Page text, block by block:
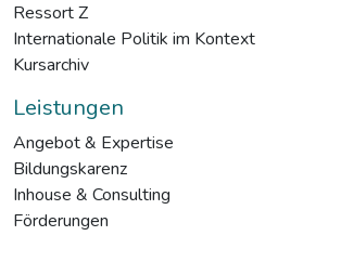
Ressort Z
Internationale Politik im Kontext
Kursarchiv
Leistungen
Angebot & Expertise
Bildungskarenz
Inhouse & Consulting
Förderungen